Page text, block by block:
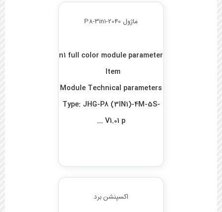
ماژول P8-3in1-2040
DIP570 RGB 3in1 full color module parameter
Item
Module Technical parameters
Type: JHG-P8 (3IN1)-4M-5S-
V1.01 p ...
اکسپنشن برد